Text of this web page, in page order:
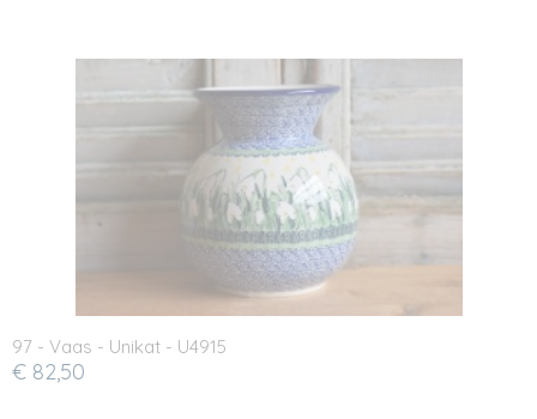
97 - Vaas - Unikat - U4915
€ 82,50